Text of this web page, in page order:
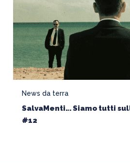
News da terra
SalvaMenti… Siamo tutti
#12